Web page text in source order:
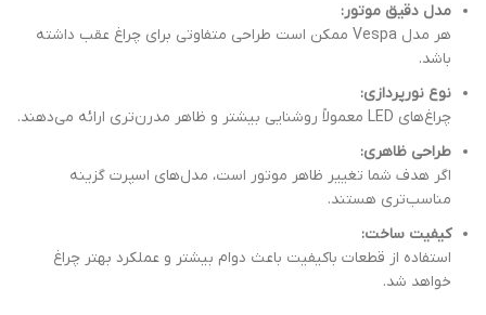
مدل دقیق موتور:
هر مدل Vespa ممکن است طراحی متفاوتی برای چراغ عقب داشته
باشد.
نوع نورپردازی:
چراغ‌های LED معمولاً روشنایی بیشتر و ظاهر مدرن‌تری ارائه می‌دهند.
طراحی ظاهری:
اگر هدف شما تغییر ظاهر موتور است، مدل‌های اسپرت گزینه
مناسب‌تری هستند.
کیفیت ساخت:
استفاده از قطعات باکیفیت باعث دوام بیشتر و عملکرد بهتر چراغ
خواهد شد.